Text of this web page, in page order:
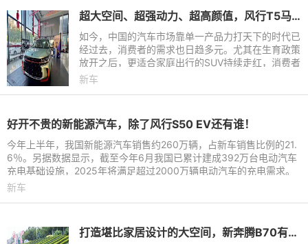
超大空间、超强动力、超高颜值，风行T5马赫版已陆续到店
如今，中国的汽车市场靠单一产品力打天下的时代已
经过去，消费者的需求也日趋多元。尤其在生育政策
放开之后，更适合家庭出行的SUV持续走红，消费者
对外观、动力、油耗、空间、配置等多重产品力都提
新车
好开不贵的新能源汽车，除了风行S50 EV还有谁！
今年上半年，我国新能源汽车销售约260万辆，占新车销售比例的21.
6％。另据数据显示，截至今年6月我国已累计建成392万台电动汽车
充电基础设施，2025年将满足超过2000万辆电动汽车的充电需求。
新能源时代大幕已经拉开，
新车
打造堪比家居设计的大空间，新奔腾B70有多项秘诀